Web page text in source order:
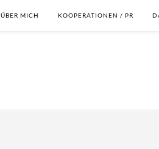
ÜBER MICH KOOPERATIONEN / PR